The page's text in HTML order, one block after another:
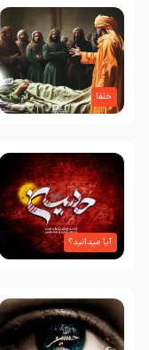
خلفا
آیا میدانید؟